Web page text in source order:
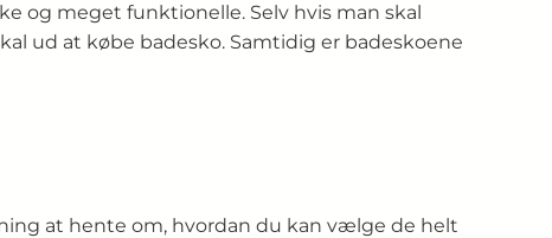
og meget funktionelle. Selv hvis man skal
ud at købe badesko. Samtidig er badeskoene
at hente om, hvordan du kan vælge de helt